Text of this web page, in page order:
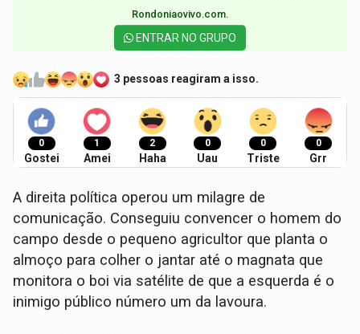
Rondoniaovivo.com.​
ENTRAR NO GRUPO
3 pessoas reagiram a isso.
0
Gostei
1
Amei
2
Haha
0
Uau
0
Triste
0
Grr
A direita política operou um milagre de
comunicação. Conseguiu convencer o homem do
campo desde o pequeno agricultor que planta o
almoço para colher o jantar até o magnata que
monitora o boi via satélite de que a esquerda é o
inimigo público número um da lavoura.